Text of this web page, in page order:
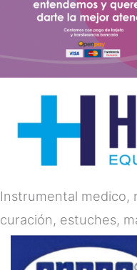
Instrumental medico,
curación, estuches,